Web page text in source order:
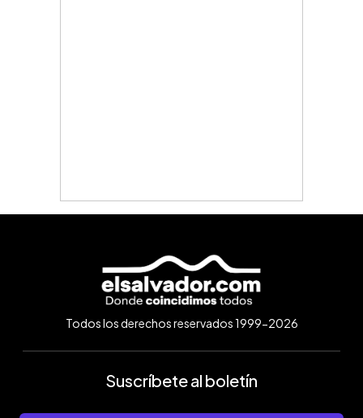
Todos los derechos reservados 1999-2026
Suscríbete al boletín